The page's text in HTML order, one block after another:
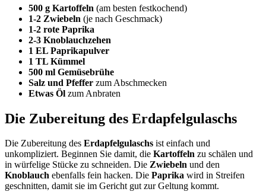
500 g Kartoffeln (am besten festkochend)
1-2 Zwiebeln (je nach Geschmack)
1-2 rote Paprika
2-3 Knoblauchzehen
1 EL Paprikapulver
1 TL Kümmel
500 ml Gemüsebrühe
Salz und Pfeffer zum Abschmecken
Etwas Öl zum Anbraten
Die Zubereitung des Erdapfelgulaschs
Die Zubereitung des Erdapfelgulaschs ist einfach und
unkompliziert. Beginnen Sie damit, die Kartoffeln zu schälen und
in würfelige Stücke zu schneiden. Die Zwiebeln und den
Knoblauch ebenfalls fein hacken. Die Paprika wird in Streifen
geschnitten, damit sie im Gericht gut zur Geltung kommt.